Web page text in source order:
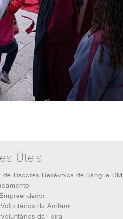
Úteis
de Dadores Benévolos de Sangue
da Arrifana
da Feira